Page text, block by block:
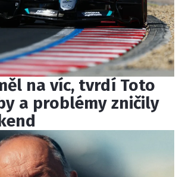
na víc, tvrdí Toto
a problémy zničily